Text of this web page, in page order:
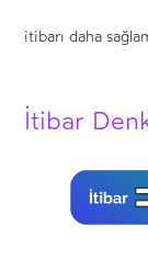
itibarı daha
İtibar